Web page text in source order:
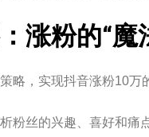
涨粉的“魔
略，实现抖音涨粉10万
析粉丝的兴趣、喜好和